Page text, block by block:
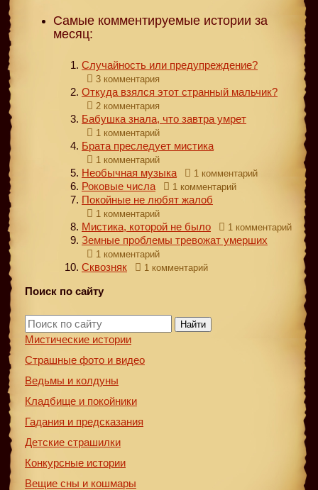
Самые комментируемые истории за
месяц:
Случайность или предупреждение?
3 комментария
Откуда взялся этот странный мальчик?
2 комментария
Бабушка знала, что завтра умрет
1 комментарий
Брата преследует мистика
1 комментарий
Необычная музыка 1 комментарий
Роковые числа 1 комментарий
Покойные не любят жалоб
1 комментарий
Мистика, которой не было 1 комментарий
Земные проблемы тревожат умерших
1 комментарий
Сквозняк 1 комментарий
Поиск по сайту
Найти
Мистические истории
Страшные фото и видео
Ведьмы и колдуны
Кладбище и покойники
Гадания и предсказания
Детские страшилки
Конкурсные истории
Вещие сны и кошмары